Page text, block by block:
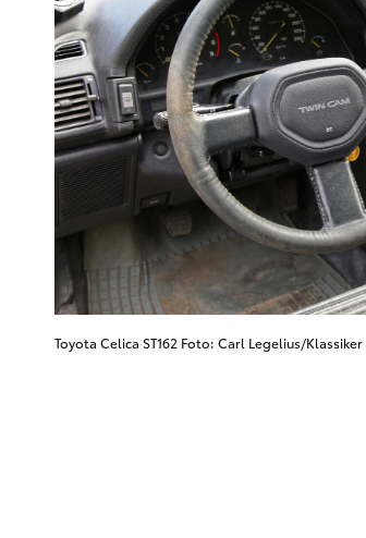
Toyota Celica ST162 Foto: Carl Legelius/Klassiker